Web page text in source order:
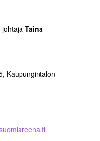
johtaja Taina
Kaupungintalon
suomiareena.fi